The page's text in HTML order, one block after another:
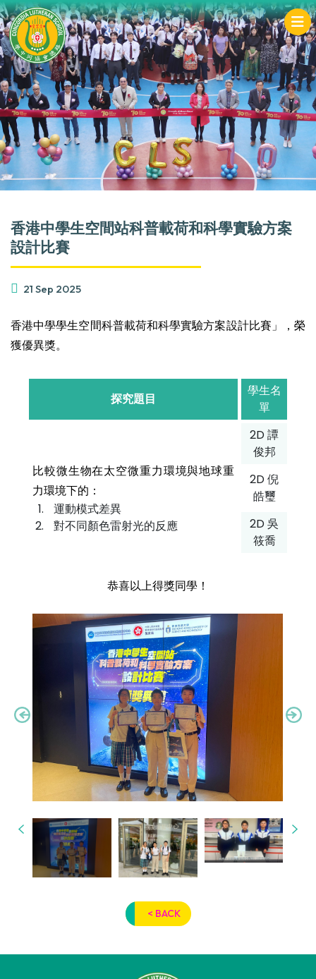
香港中學生空間站科普載荷和科學實驗方案
設計比賽
21 Sep 2025
香港中學學生空間科普載荷和科學實驗方案設計比賽」，榮
獲優異獎。
探究題目
學生名
單
比較微生物在太空微重力環境與地球重
力環境下的：
運動模式差異
對不同顏色雷射光的反應
2D 譚
俊邦
2D 倪
皓璽
2D 吳
筱喬
恭喜以上得獎同學！
< BACK